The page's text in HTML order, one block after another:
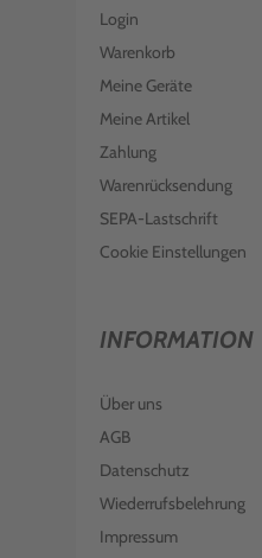
Login
Warenkorb
Meine Geräte
Meine Artikel
Zahlung
Warenrücksendung
SEPA-Lastschrift
Cookie Einstellungen
INFORMATION
Über uns
AGB
Datenschutz
Wiederrufsbelehrung
Impressum